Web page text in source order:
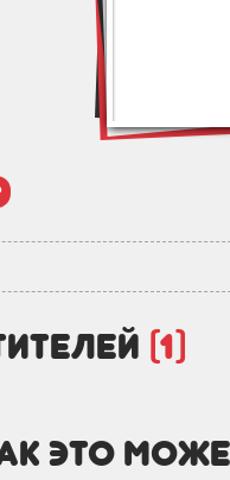
(1)
это